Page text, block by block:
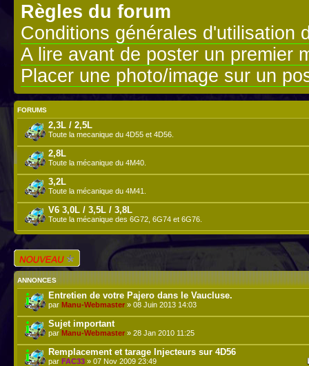
Règles du forum
Conditions générales d'utilisation
A lire avant de poster un premier
Placer une photo/image sur un
FORUMS
2,3L / 2,5L
Toute la mecanique du 4D55 et 4D56.
2,8L
Toute la mécanique du 4M40.
3,2L
Toute la mécanique du 4M41.
V6 3,0L / 3,5L / 3,8L
Toute la mécanique des 6G72, 6G74 et 6G76.
Écrire un nouveau
sujet
ANNONCES
Entretien de votre Pajero dans le Vaucluse.
par Manu-Webmaster » 08 Juin 2013 14:03
Sujet important
par Manu-Webmaster » 28 Jan 2010 11:25
Remplacement et tarage Injecteurs sur 4D56
par FAC33 » 07 Nov 2009 23:49